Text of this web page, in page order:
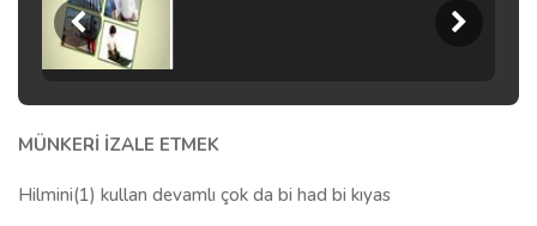
MÜNKERİ İZALE ETMEK
Hilmini(1) kullan devamlı çok da bi had bi kıyas